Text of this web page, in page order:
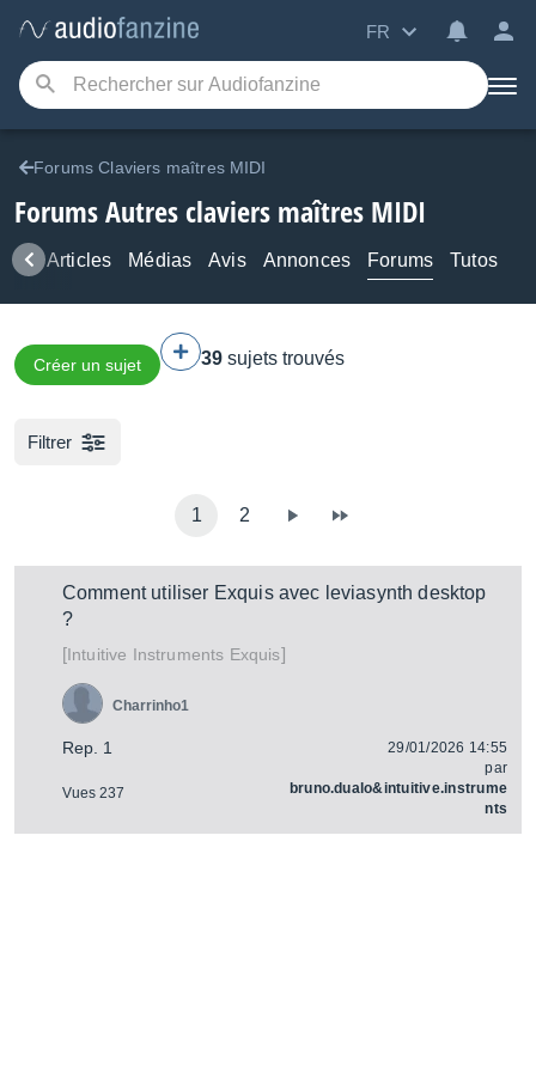
FR
Forums Claviers maîtres MIDI
Forums Autres claviers maîtres MIDI
Articles Médias Avis Annonces Forums Tutos
Créer un sujet 39 sujets trouvés
Filtrer
1 2
Comment utiliser Exquis avec leviasynth desktop
?
[ Intuitive Instruments Exquis]
Rep. 1
Vues 237
Charrinho1
29/01/2026 14:55
par
bruno.dualo&intuitive.instrume
nts